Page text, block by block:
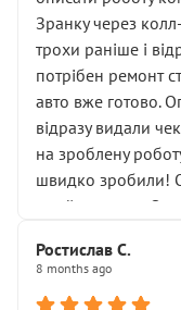
вас стартер, і
враження. Але
лобовим склом.
відкручували”, і
новий власник, не
Але після
здаються
Я — клієнт, який
Хотілося б більше:
• належної уваги
• прозорості в
Зранку через
трохи раніше і
потрібен ремонт
авто вже готово.
відразу видали
на зроблену
швидко зробили!
приймальнику
звертатися до
Ростислав С.
8 months ago